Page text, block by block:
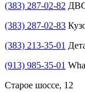
(383) 287-02-82
(383) 287-02-83
(383) 213-35-01
(913) 985-35-01
Старое шоссе, 12